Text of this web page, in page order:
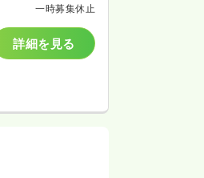
一時募集休止
詳細を見る